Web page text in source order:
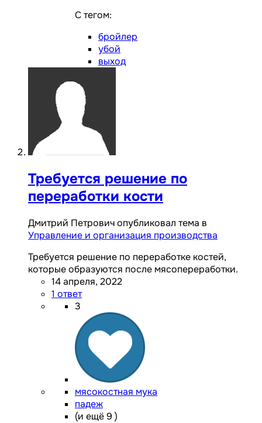
C тегом:
бройлер
убой
выход
Требуется решение по
переработки кости
Дмитрий Петрович опубликовал тема в
Управление и организация производства
Требуется решение по переработке костей,
которые образуются после мясопереработки.
14 апреля, 2022
1 ответ
3
мясокостная мука
падеж
(и ещё 9 )